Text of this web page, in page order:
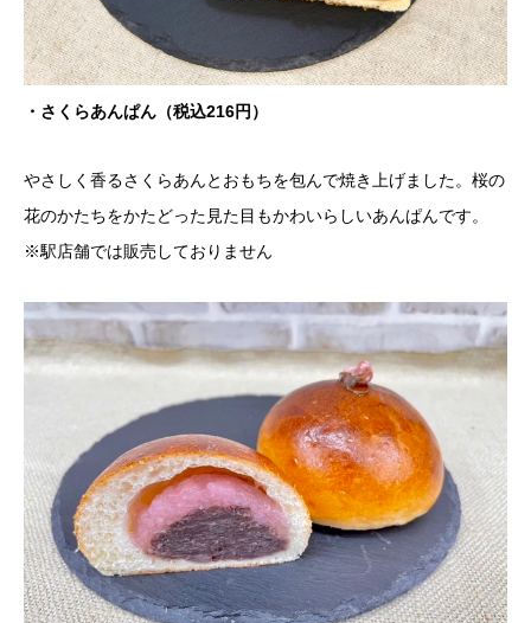
・さくらあんぱん（税込216円）
やさしく香るさくらあんとおもちを包んで焼き上げました。桜の
花のかたちをかたどった見た目もかわいらしいあんぱんです。
※駅店舗では販売しておりません